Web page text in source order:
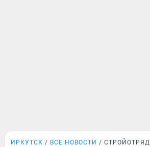
ИРКУТСК ВСЕ НОВОСТИ СТРОЙОТРЯД